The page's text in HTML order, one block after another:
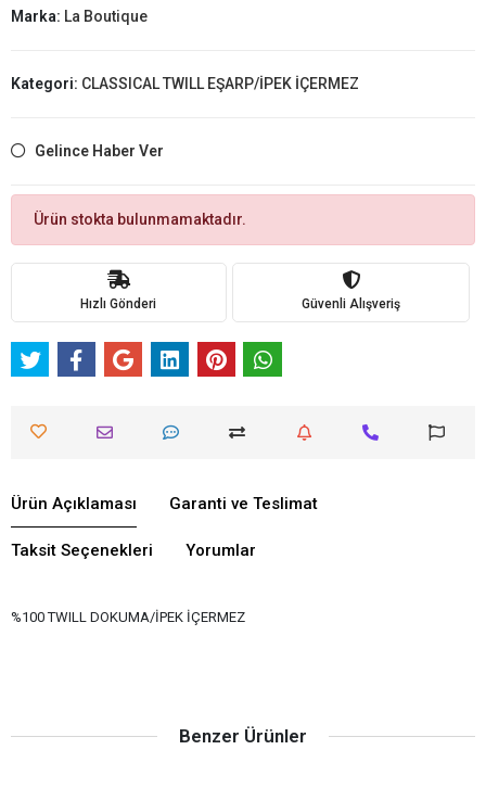
Marka: La Boutique
Kategori: CLASSICAL TWILL EŞARP/İPEK İÇERMEZ
Gelince Haber Ver
Ürün stokta bulunmamaktadır.
Hızlı Gönderi Güvenli Alışveriş
Ürün Açıklaması Garanti ve Teslimat
Taksit Seçenekleri Yorumlar
%100 TWILL DOKUMA/İPEK İÇERMEZ
Benzer Ürünler